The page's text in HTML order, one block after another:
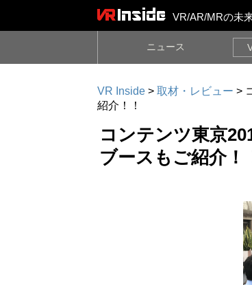
VR/AR/MRの未
ニュース
VR Inside > 取材・レビュー >
紹介！！
コンテンツ東京
ブースもご紹介！